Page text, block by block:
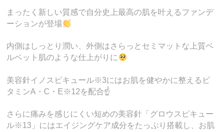
まったく新しい質感で自分史上最高の肌を叶えるファンデ
ーションが登場
内側はしっとり潤い、外側はさらっとセミマットな上質ベ
ルベット肌のような仕上がりに
美容針イノスピキュール※3にはお肌を健やかに整えるビ
タミンA・C・E※12を配合☝️
さらに痛みを感じにくい短めの美容針「グロウスピキュー
ル※13」にはエイジングケア成分をたっぷり搭載し、お肌